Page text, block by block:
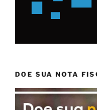
DOE SUA NOTA